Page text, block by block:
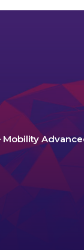
Mobility